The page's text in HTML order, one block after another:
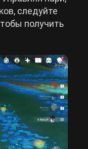
следуйте
получить